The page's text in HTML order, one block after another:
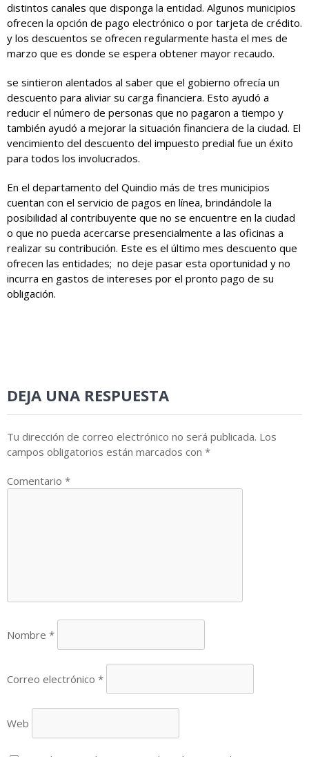
distintos canales que disponga la entidad. Algunos municipios
ofrecen la opción de pago electrónico o por tarjeta de crédito.
y los descuentos se ofrecen regularmente hasta el mes de
marzo que es donde se espera obtener mayor recaudo.
se sintieron alentados al saber que el gobierno ofrecía un
descuento para aliviar su carga financiera. Esto ayudó a
reducir el número de personas que no pagaron a tiempo y
también ayudó a mejorar la situación financiera de la ciudad. El
vencimiento del descuento del impuesto predial fue un éxito
para todos los involucrados.
En el departamento del Quindio más de tres municipios
cuentan con el servicio de pagos en línea, brindándole la
posibilidad al contribuyente que no se encuentre en la ciudad
o que no pueda acercarse presencialmente a las oficinas a
realizar su contribución. Este es el último mes descuento que
ofrecen las entidades; no deje pasar esta oportunidad y no
incurra en gastos de intereses por el pronto pago de su
obligación.
DEJA UNA RESPUESTA
Tu dirección de correo electrónico no será publicada. Los
campos obligatorios están marcados con *
Comentario *
Nombre *
Correo electrónico *
Web